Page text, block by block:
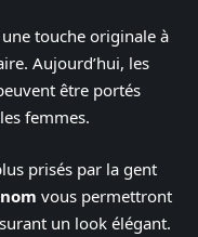
touche originale à
Aujourd’hui, les
être portés
femmes.
prisés par la gent
vous permettront
un look élégant.